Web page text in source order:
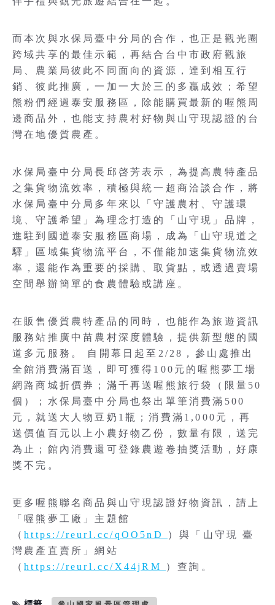
而本次與水保局臺中分局的合作，也正是觀光圈
跨域共享的最佳示範，再結合台中市政府觀旅
局、農業局彼此不同面向的資源，達到相互行
銷、彼此推廣，一加一大於三的多贏成效；希望
熊粉們經過泰安服務區，除能購買最新的喔熊周
邊商品外，也能支持農村好物與山守現認證的台
灣在地優質農產。
水保局臺中分局長邱啓芳表示，為提高農特產品
之集貨物流效率，積極與統一超商洽談合作，將
水保局臺中分局多年來以「守護農村、守護環
境、守護希望」為理念打造的「山守現」品牌，
進駐到國道泰安服務區商場，成為「山守現道之
驛」區域集貨物流平台，不僅能加速集貨物流效
率，還能作為重要的採購、取貨點，或透過賣場
空間舉辦簡單的食農體驗或講座。
在販售優質農特產品的同時，也能作為旅遊資訊
服務站推廣中苗農村深度體驗，提供新型態的國
道多元服務。 自開幕日起至2/28，參山處推出
全館消費滿百送，即可獲得100元的喔熊夢工場
網路商城折價券；滿千再送喔熊旅行袋（限量50
個）；水保局臺中分局也祭出單筆消費滿500
元，就送大人物豆奶1瓶；消費滿1,000元，再
送價值百元以上小農好物乙份，數量有限，送完
為止；館內消費還可登錄農遊卷抽獎活動，好康
獎不完。
更多喔熊聯名商品與山守現認證好物資訊，請上
「喔熊夢工廠」主題館
（https://reurl.cc/qOO5nD
）與「山守現 臺
灣農產直賣所」網站
（https://reurl.cc/X44jRM ）查詢。